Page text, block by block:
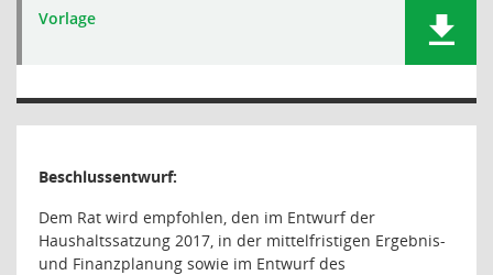
Vorlage
Beschlussentwurf:
Dem Rat wird empfohlen, den im Entwurf der
Haushaltssatzung 2017, in der mittelfristigen Ergebnis-
und Finanzplanung sowie im Entwurf des